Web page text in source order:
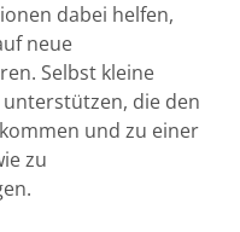
dabei helfen,
neue
Selbst kleine
die den
und zu einer
zu